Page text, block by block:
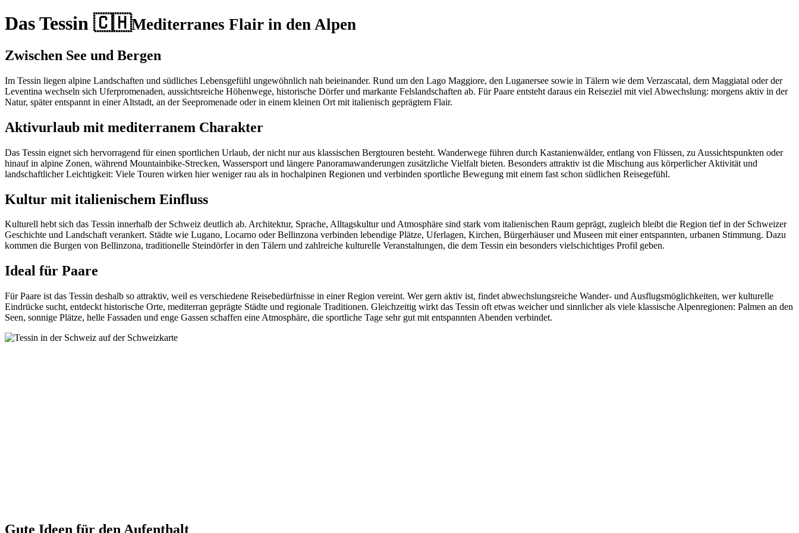
Das Tessin 🇨🇭Mediterranes Flair in den Alpen
Zwischen See und Bergen
Im Tessin liegen alpine Landschaften und südliches Lebensgefühl ungewöhnlich nah beieinander. Rund um den Lago Maggiore, den Luganersee sowie in Tälern wie dem Verzascatal, dem Maggiatal oder der
Leventina wechseln sich Uferpromenaden, aussichtsreiche Höhenwege, historische Dörfer und markante Felslandschaften ab. Für Paare entsteht daraus ein Reiseziel mit viel Abwechslung: morgens aktiv in der
Natur, später entspannt in einer Altstadt, an der Seepromenade oder in einem kleinen Ort mit italienisch geprägtem Flair.
Aktivurlaub mit mediterranem Charakter
Das Tessin eignet sich hervorragend für einen sportlichen Urlaub, der nicht nur aus klassischen Bergtouren besteht. Wanderwege führen durch Kastanienwälder, entlang von Flüssen, zu Aussichtspunkten oder
hinauf in alpine Zonen, während Mountainbike-Strecken, Wassersport und längere Panoramawanderungen zusätzliche Vielfalt bieten. Besonders attraktiv ist die Mischung aus körperlicher Aktivität und
landschaftlicher Leichtigkeit: Viele Touren wirken hier weniger rau als in hochalpinen Regionen und verbinden sportliche Bewegung mit einem fast schon südlichen Reisegefühl.
Kultur mit italienischem Einfluss
Kulturell hebt sich das Tessin innerhalb der Schweiz deutlich ab. Architektur, Sprache, Alltagskultur und Atmosphäre sind stark vom italienischen Raum geprägt, zugleich bleibt die Region tief in der Schweizer
Geschichte und Landschaft verankert. Städte wie Lugano, Locarno oder Bellinzona verbinden lebendige Plätze, Uferlagen, Kirchen, Bürgerhäuser und Museen mit einer entspannten, urbanen Stimmung. Dazu
kommen die Burgen von Bellinzona, traditionelle Steindörfer in den Tälern und zahlreiche kulturelle Veranstaltungen, die dem Tessin ein besonders vielschichtiges Profil geben.
Ideal für Paare
Für Paare ist das Tessin deshalb so attraktiv, weil es verschiedene Reisebedürfnisse in einer Region vereint. Wer gern aktiv ist, findet abwechslungsreiche Wander- und Ausflugsmöglichkeiten, wer kulturelle
Eindrücke sucht, entdeckt historische Orte, mediterran geprägte Städte und regionale Traditionen. Gleichzeitig wirkt das Tessin oft etwas weicher und sinnlicher als viele klassische Alpenregionen: Palmen an den
Seen, sonnige Plätze, helle Fassaden und enge Gassen schaffen eine Atmosphäre, die sportliche Tage sehr gut mit entspannten Abenden verbindet.
Gute Ideen für den Aufenthalt